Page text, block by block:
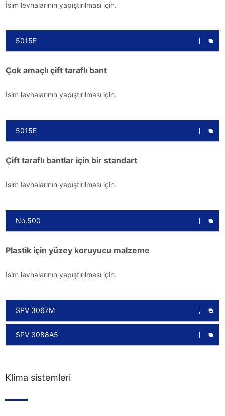
İsim levhalarının yapıştırılması için.
5015E
Çok amaçlı çift taraflı bant
İsim levhalarının yapıştırılması için.
5015E
Çift taraflı bantlar için bir standart
İsim levhalarının yapıştırılması için.
No.500
Plastik için yüzey koruyucu malzeme
İsim levhalarının yapıştırılması için.
SPV 3067M
SPV 3088A5
Klima sistemleri